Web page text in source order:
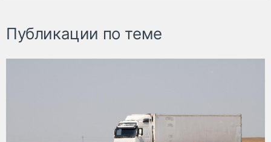
Публикации по теме